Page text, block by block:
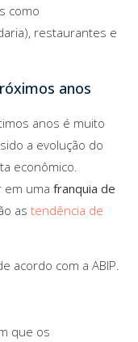
como
restaurantes e
anos
anos é muito
a evolução do
econômico.
em uma franquia de
as tendência de
acordo com a ABIP.
que os